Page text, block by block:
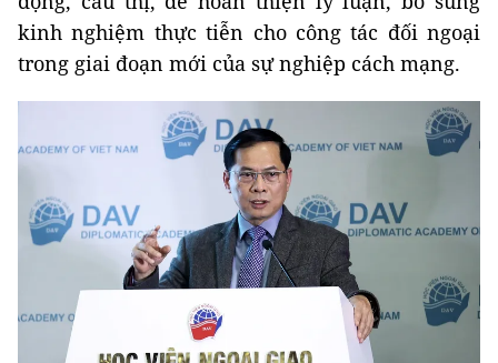
kinh nghiệm thực tiễn cho công tác đối ngoại
trong giai đoạn mới của sự nghiệp cách mạng.